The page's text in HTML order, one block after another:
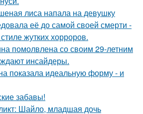
лиса напала на девушку
её до самой своей смерти -
жутких хорроров.
помолвлена со своим 29-летним
инсайдеры.
показала идеальную форму - и
забавы!
Шайло, младшая дочь